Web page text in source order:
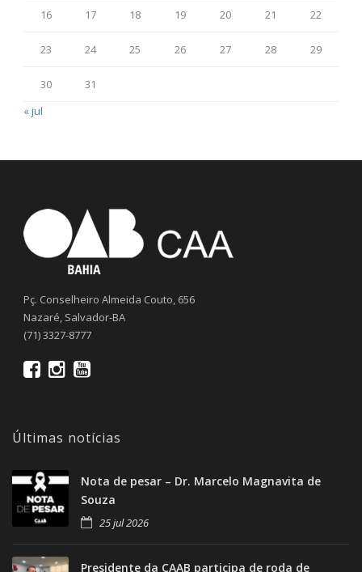
16 17 18 19 20 21 22
23 24 25 26 27 28 29
30
31
« jul
Pç. Conselheiro Almeida Couto, 656
Nazaré, Salvador-BA
(71) 3327-8777
Últimas notícias
Nota de pesar – Dr. Marcelo Magnavita de
Souza
25 jul 2026
Presidente da CAAB participa de roda de